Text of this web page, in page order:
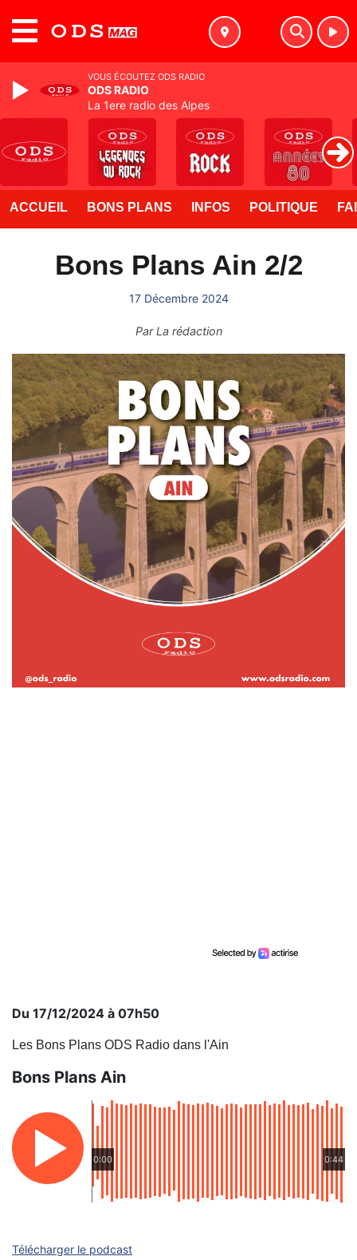
ACCUEIL BONS PLANS INFOS POLITIQUE
Bons Plans Ain 2/2
17 Décembre 2024
ParLa rédaction
Du 17/12/2024 à 07h50
Les Bons Plans ODS Radio dans l'Ain
Bons Plans Ain
0:00 0:44
Télécharger le podcast
VOUS ÉCOUTEZ ODS RADIO
ODS RADIO
La 1ere radio des Alpes